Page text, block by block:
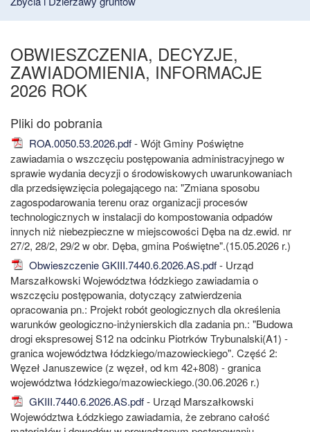
OBWIESZCZENIA, DECYZJE,
ZAWIADOMIENIA, INFORMACJE
2026 ROK
ROA.0050.53.2026.pdf- Wójt Gminy Poświętne
zawiadamia o wszczęciu postępowania administracyjnego w
sprawie wydania decyzji o środowiskowych uwarunkowaniach
dla przedsięwzięcia polegającego na: "Zmiana sposobu
zagospodarowania terenu oraz organizacji procesów
technologicznych w instalacji do kompostowania odpadów
innych niż niebezpieczne w miejscowości Dęba na dz.ewid. nr
27/2, 28/2, 29/2 w obr. Dęba, gmina Poświętne".(15.05.2026 r.)
Obwieszczenie GKIII.7440.6.2026.AS.pdf- Urząd
Marszałkowski Województwa łódzkiego zawiadamia o
wszczęciu postępowania, dotyczący zatwierdzenia
opracowania pn.: Projekt robót geologicznych dla określenia
warunków geologiczno-inżynierskich dla zadania pn.: "Budowa
drogi ekspresowej S12 na odcinku Piotrków Trybunalski(A1) -
granica województwa łódzkiego/mazowieckiego". Część 2:
Węzeł Januszewice (z węzeł, od km 42+808) - granica
województwa łódzkiego/mazowieckiego.(30.06.2026 r.)
GKIII.7440.6.2026.AS.pdf- Urząd Marszałkowski
Województwa Łódzkiego zawiadamia, że zebrano całość